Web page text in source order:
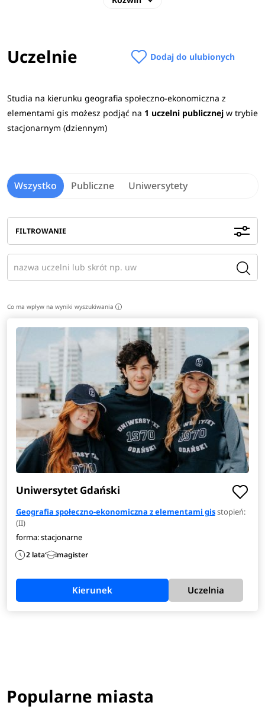
morską, czy obsługą logistyczną miast i regionów.
kierunku geografia społeczno-ekonomiczna z
elementami GIS najczęściej podstawą kwalifikacji
jest dyplom ukończenia studiów na pokrewnym
Praca po studiach
pomoże im ukończenie specjalizacji nauczycielskiej.
Zobacz pełen opis kierunku >
Uczelnie Dodaj do ulubionych
Studia na kierunku geografia społeczno-ekonomiczna z
elementami gis możesz podjąć na 1 uczelni publicznejw trybie
stacjonarnym (dziennym)
Wszystko Publiczne Uniwersytety
FILTROWANIE
Co ma wpływ na wyniki wyszukiwania i
Uniwersytet Gdański
Geografia społeczno-ekonomiczna z elementami gisstopień:
(II)
forma: stacjonarne
2 lata magister
Kierunek Uczelnia
Popularne miasta